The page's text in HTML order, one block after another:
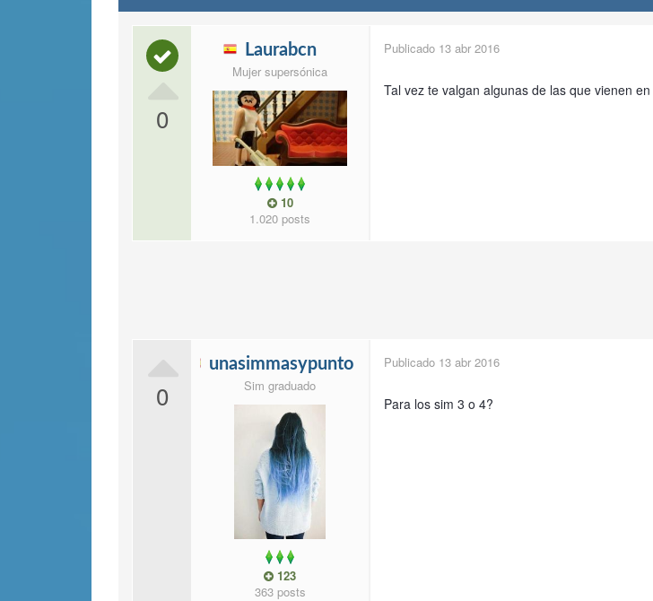
0
Laurabcn
Mujer supersónica
10
1.020 posts
Publicado 13 abr 2016
Tal vez te valgan algunas de las que vienen en
0
unasimmasypunto
Sim graduado
123
363 posts
Publicado 13 abr 2016
Para los sim 3 o 4?